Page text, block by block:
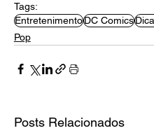
Tags:
EntretenimentoDC Comics
Pop
Posts Relacionados